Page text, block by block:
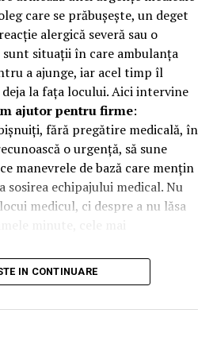
aspectul estetic, ci și pentru
și energic. În loc să se
drastice, multe femei aleg acum
și sustenabil, care include diete
regulate.
potrivită: Fiecare corp este
funcționează pentru cineva
altcineva. Alege o dietă
proaspete, neprocesate, bogate
Consultă un specialist în nutriție
nevoile tale individuale și evită
de putere și iubire
copiilor și menținerea relațiilor
care se prăbușește, un deget
alergică severă sau o
sunt situații în care ambulanța
a ajunge, iar acel timp îl
la fața locului. Aici intervine
ajutor pentru firme:
fără pregătire medicală, în
o urgență, să sune
manevrele de bază care mențin
sosirea echipajului medical. Nu
medicul, ci despre a nu lăsa
primele minute
se decide
IN CONTINUARE